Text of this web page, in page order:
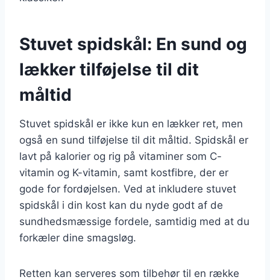
Stuvet spidskål: En sund og
lækker tilføjelse til dit
måltid
Stuvet spidskål er ikke kun en lækker ret, men
også en sund tilføjelse til dit måltid. Spidskål er
lavt på kalorier og rig på vitaminer som C-
vitamin og K-vitamin, samt kostfibre, der er
gode for fordøjelsen. Ved at inkludere stuvet
spidskål i din kost kan du nyde godt af de
sundhedsmæssige fordele, samtidig med at du
forkæler dine smagsløg.
Retten kan serveres som tilbehør til en række